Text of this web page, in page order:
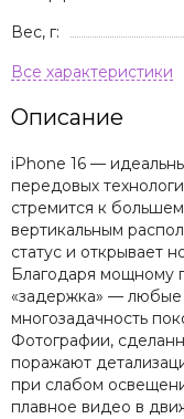
Вес, г:
Описание
iPhone 16 —
передовых
стремится к
вертикальным
статус и открывает
Благодаря мощному
«задержка» —
многозадачность
Фотографии,
поражают
при слабом
плавное видео в